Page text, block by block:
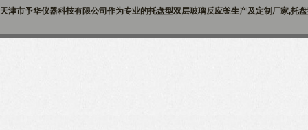
天津市予华仪器科技有限公司作为专业的托盘型双层玻璃反应釜生产及定制厂家,托